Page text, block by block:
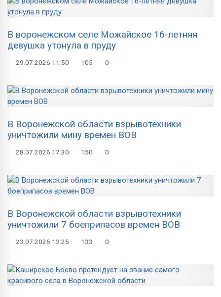
В воронежском селе Можайское 16-летняя
девушка утонула в пруду
29.07.2026 11:50 105 0
В Воронежской области взрывотехники
уничтожили мину времен ВОВ
28.07.2026 17:30 150 0
В Воронежской области взрывотехники
уничтожили 7 боеприпасов времен ВОВ
23.07.2026 13:25 133 0